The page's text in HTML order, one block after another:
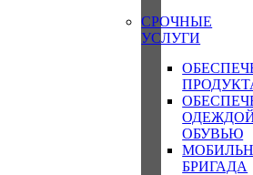
СРОЧНЫЕ
УСЛУГИ
ОБУВЬЮ
БРИГАДА